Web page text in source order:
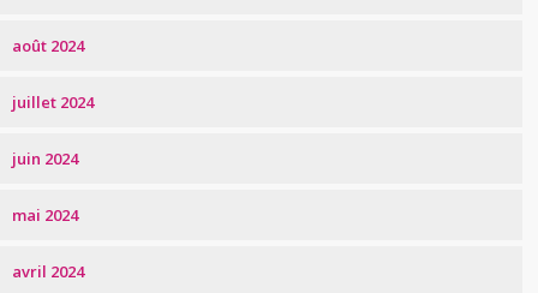
août 2024
juillet 2024
juin 2024
mai 2024
avril 2024